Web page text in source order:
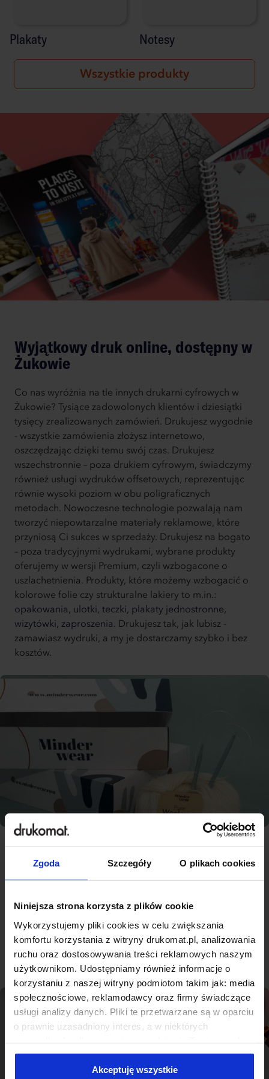
Zgoda Szczegóły O plikach cookies
Niniejsza strona korzysta z plików cookie
Wykorzystujemy pliki cookies w celu zwiększania
komfortu korzystania z witryny drukomat.pl, analizowania
ruchu oraz dostosowywania treści reklamowych naszym
użytkownikom. Udostępniamy również informacje o
korzystaniu z naszej witryny podmiotom takim jak: media
społecznościowe, reklamodawcy oraz firmy świadczące
usługi analizy danych. Pliki te przetwarzane są w oparciu
o prawnie uzasadniony interes, a w niektórych
Niektóre z plików cookies dostarczane i przetwarzane są
przez naszych zewnętrznych partnerów, z których listą
Akceptuję wszystkie
Plakaty Notesy
Wszystkie produkty
Wyjątkowy druk online, dostępny w
Żukowie
Co nas wyróżnia na tle innych drukarni cyfrowych w
Żukowie? Tysiące zadowolonych klientów i dziesiątki
tysięcy zrealizowanych zamówień. Drukujesz wygodnie
- wszystkie zamówienia złożysz internetowo,
oszczędzając dzięki temu swój czas. Drukujesz
wszechstronnie – poza drukiem cyfrowym, świadczymy
również usługi wydruków offsetowych, reprezentując
równie wysoki poziom w obu poligraficznych
metodach. Nowoczesne technologie pozwalają nam
tworzyć niepowtarzalne materiały reklamowe, które
przyniosą Ci sukces w sprzedaży. Drukujesz na bogato
– poza tradycyjnymi wydrukami, wybrane produkty
oferujemy w wersji Premium, czyli wzbogacone o
uszlachetnienia. Produkty, które możemy wzbogacić o
kolorowe folie czy strukturalne lakiery to m.in.:
opakowania, ulotki, teczki, plakaty jednostronne,
wizytówki, zaproszenia. Drukujesz tak, jak lubisz -
zamawiasz wydruki, a my je dostarczamy szybko i bez
kosztów.
Najlepsza jakość, konkurencyjne
miarę Żukowie
Sprawdź produkty